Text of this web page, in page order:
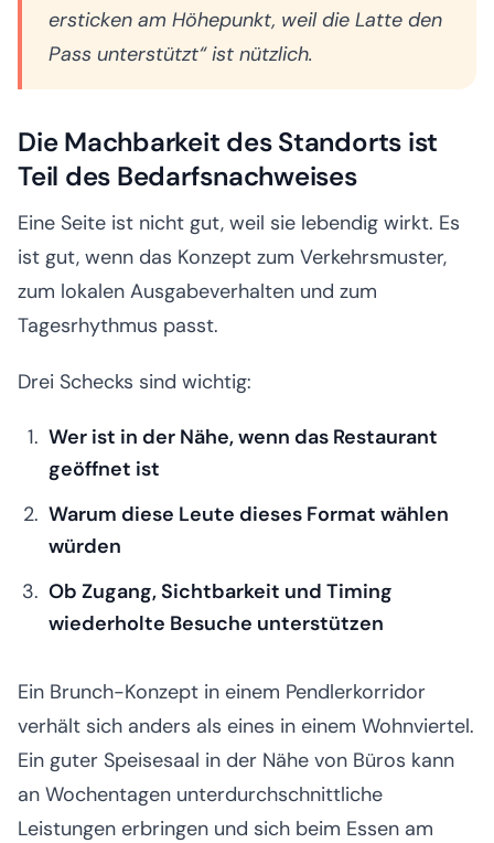
ersticken am Höhepunkt, weil die Latte den
Pass unterstützt“ ist nützlich.
Die Machbarkeit des Standorts ist
Teil des Bedarfsnachweises
Eine Seite ist nicht gut, weil sie lebendig wirkt. Es
ist gut, wenn das Konzept zum Verkehrsmuster,
zum lokalen Ausgabeverhalten und zum
Tagesrhythmus passt.
Drei Schecks sind wichtig:
Wer ist in der Nähe, wenn das Restaurant
geöffnet ist
Warum diese Leute dieses Format wählen
würden
Ob Zugang, Sichtbarkeit und Timing
wiederholte Besuche unterstützen
Ein Brunch-Konzept in einem Pendlerkorridor
verhält sich anders als eines in einem Wohnviertel.
Ein guter Speisesaal in der Nähe von Büros kann
an Wochentagen unterdurchschnittliche
Leistungen erbringen und sich beim Essen am